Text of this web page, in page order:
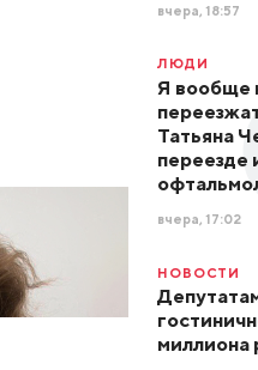
вчера, 18:57
ЛЮДИ
Я вообще
Татьяна
переезде
вчера, 17:02
НОВОСТИ
миллиона